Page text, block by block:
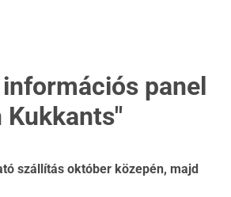
panel
Kukkants"
szállítás október közepén, majd